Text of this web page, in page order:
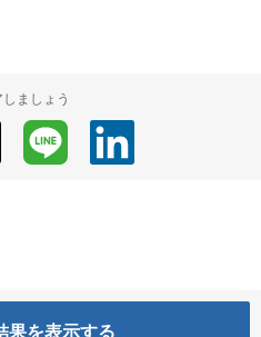
果を表示する
ましょう